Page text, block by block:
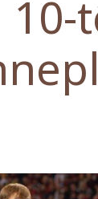
10-